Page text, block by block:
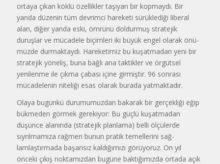
ortaya çıkan köklü özellikler taşıyan bir kopmay­dı. Bir
yanda düzenin tüm devrimci hareketi sürüklediği liberal
alan, di­ğer yanda eski, ömrünü doldurmuş stratejik
duruşlar ve mücadele bi­çimleri iki büyük engel olarak önü­
müzde durmaktaydı. Hareketimiz bu kuşatmadan yeni bir
stratejik yöne­liş, buna bağlı ana taktikler ve örgüt­sel
yenilenme ile çıkma çabası içine girmiştir. 96 sonrası
mücadelenin ni­teliği esas olarak burada yatmakta­dır.
Olaya bugünkü durumumuzdan bakarak bir gerçekliği eğip
bükme­den görmek gerekiyor: Bu güçlü kuşatmadan
düşünce alanında (stratejik planlama) belli öl­çülerde
sıyrılmamıza rağmen bunun pratik temellerini sağ­
lamlaştırmada başarısız kal­dığımızı görüyoruz. On yıl
önceki çıkış noktamızdan bu­güne baktığımızda ortada a­çık